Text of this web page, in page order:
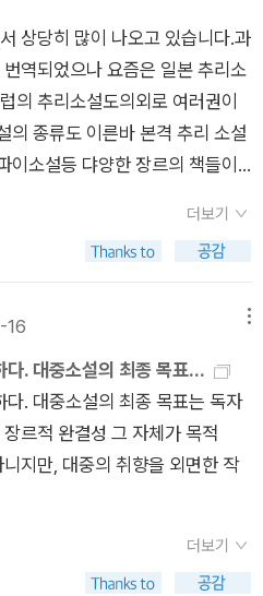
자가 이 책을 쓴 이유는 서문에
아하고 더 깊이 이해하려는 이들
하려면 역사적 흐름과 단면을 동
움을 최대한 덜어주는 것을 목표
부터 Z까지>크게 다섯 파트로 나
, 서브 장르 분류, 기법, 정보를 비
미스터리 100선 소개(번역서)
]이 출간 된 지 오래되었고 번역
다. 각 장 별로 미스터리에서 사
해당 작품을 언급하는데 번역된
찾아보기 쉽다.그리고 우리가 흔
는데,‘추리소설’은 일본에서 만
지 시대(1868~1912)에 영어권
고, 그 성장세도 동아시아 국가
로 처음 쓰였다는 설이 있는데, 전
설의 정부 규제가 풀린 1940년
상당히 많이 나오고 있습니다.과
역되었으나 요즘은 일본 추리소
의 추리소설도의외로 여러권이
의 종류도 이른바 본격 추리 소설
소설등 댜양한 장르의 책들이
을 잡아주는 입문서는 부족해 보
대한 개괄을 다루는 입문서가
있어 소개해 봅니다. 인터넷에서
, 기획자, 편집자, 저자로 1999년
시솝(운영자)을 5년간 역임했고,
고 독자들이 서로 의견을 나누는
를 만들어 20년 넘게 운영하
서 저자는 이 책은 미스터리 장르
이들을 위해 쓰였다. 한 장르를
동시에 살펴봐야 하는데, 그 번
더보기
16
. 대중소설의 최종 목표...
. 대중소설의 최종 목표는 독자
르적 완결성 그 자체가 목적
지만, 대중의 취향을 외면한 작
더보기